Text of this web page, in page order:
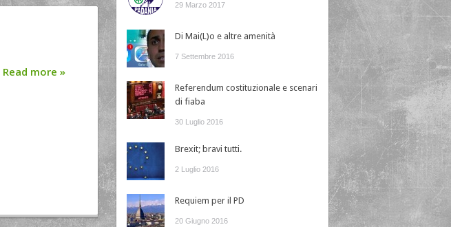
Read more »
29 Marzo 2017
Di Mai(L)o e altre amenità
7 Settembre 2016
Referendum costituzionale e scenari
di fiaba
30 Luglio 2016
Brexit; bravi tutti.
2 Luglio 2016
Requiem per il PD
20 Giugno 2016